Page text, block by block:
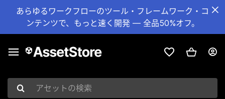
あらゆるワークフローのツール・フレームワーク・コ
ンテンツで、もっと速く開発 — 全品50%オフ。
アセットの検索